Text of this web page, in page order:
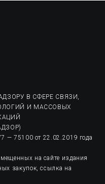
В СФЕРЕ СВЯЗИ,
И МАССОВЫХ
— 75100 от 22.02.2019 года
на сайте издания
закупок, ссылка на